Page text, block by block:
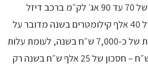
זאת לעומת עלות של 70 עד 90 אג׳ לק״מ ברכב דיזל
מקביל. בנסועה של 40 אלף קילומטרים בשנה מדובר על
עלות חשמל שנתית של כ-7,000 ש״ח בשנה, לעומת עלות
דלק של 32,000 ש״ח – חסכון של 25 אלף ש״ח בשנה רק